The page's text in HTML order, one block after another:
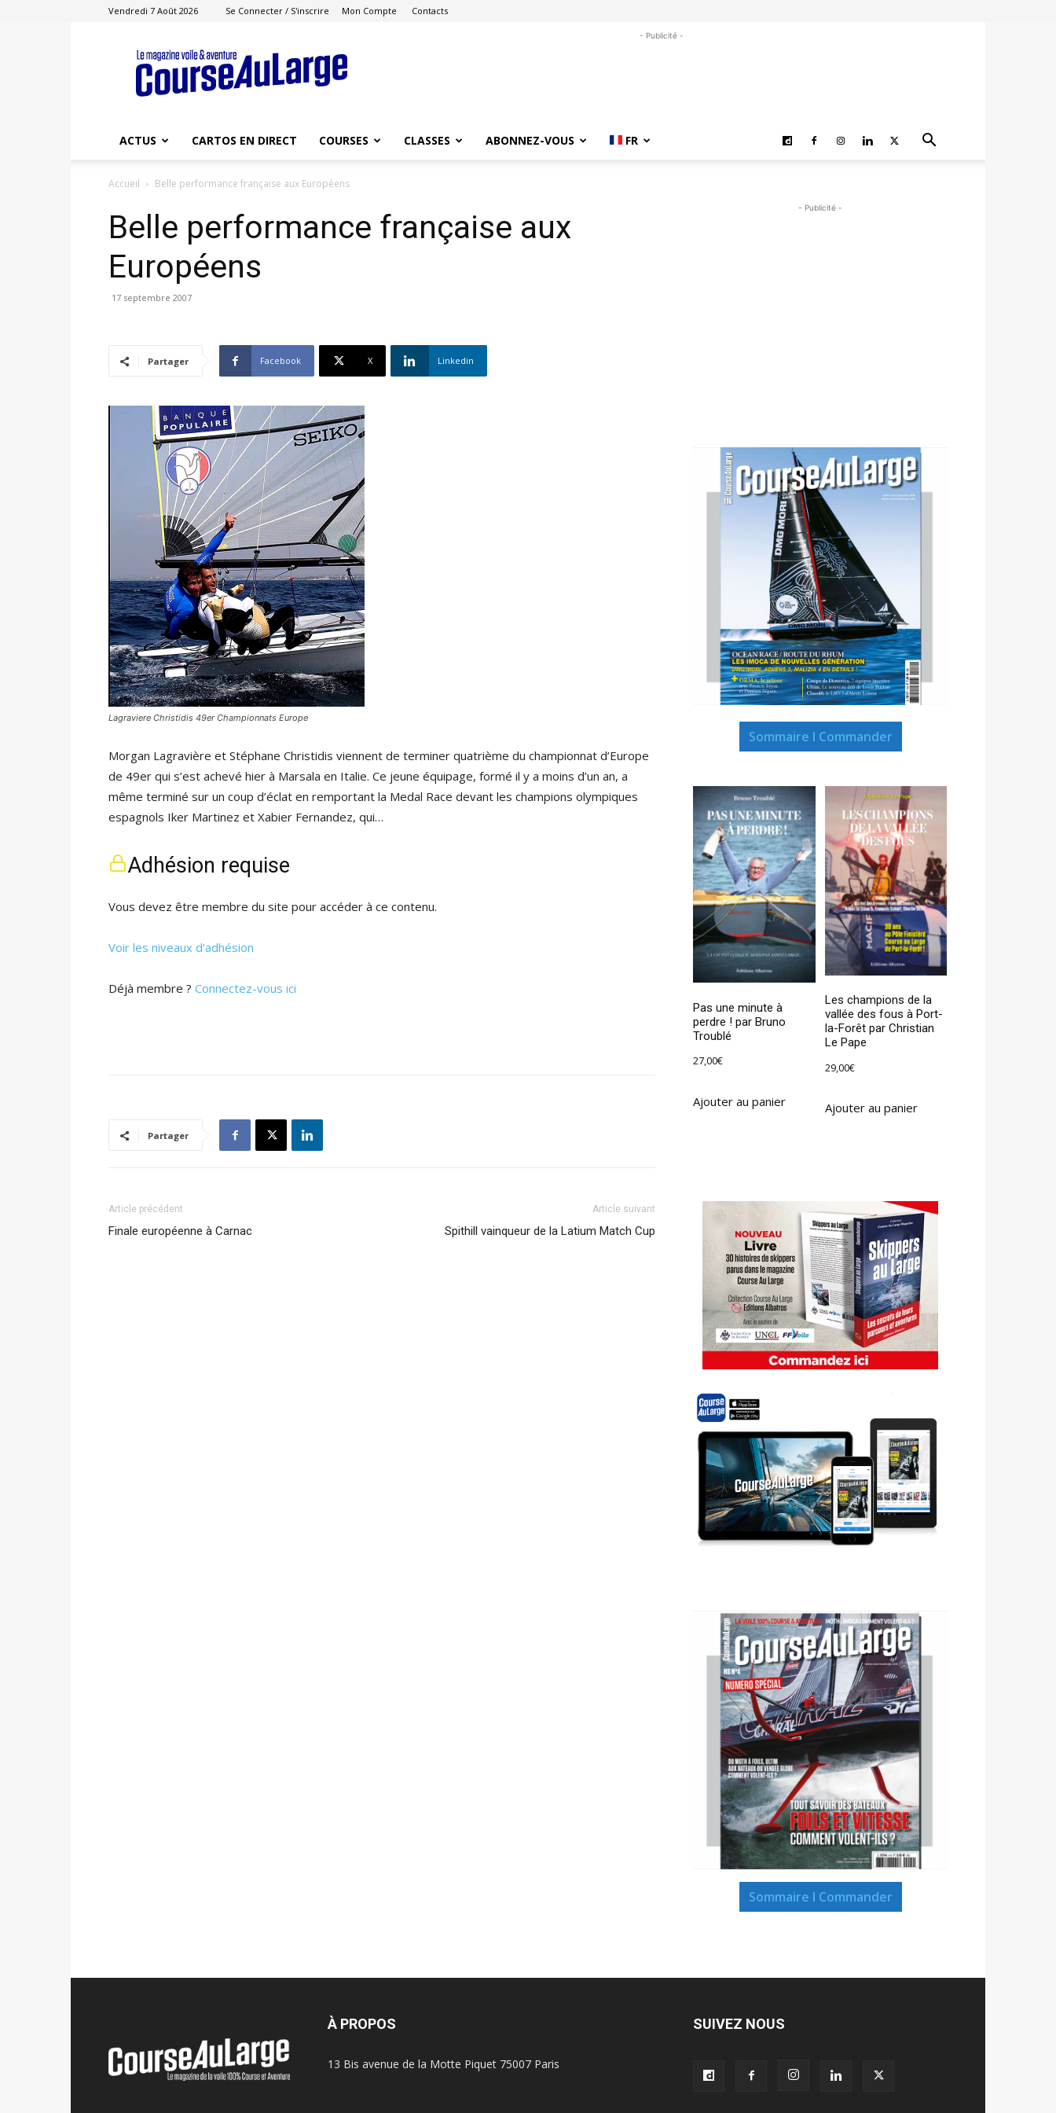
Vendredi 7 Août 2026 Se Connecter / S'inscrire Mon Compte Contacts
Course
au
Large
- Publicité -
ACTUS CARTOS EN DIRECT COURSES CLASSES ABONNEZ-VOUS FR
Accueil Belle performance française aux Européens
Belle performance française aux
Européens
17 septembre 2007
Partager Facebook X Linkedin
Lagraviere Christidis 49er Championnats Europe
Morgan Lagravière et Stéphane Christidis viennent de terminer quatrième du championnat d’Europe
de 49er qui s’est achevé hier à Marsala en Italie. Ce jeune équipage, formé il y a moins d’un an, a
même terminé sur un coup d’éclat en remportant la Medal Race devant les champions olympiques
espagnols Iker Martinez et Xabier Fernandez, qui…
Adhésion requise
Vous devez être membre du site pour accéder à ce contenu.
Voir les niveaux d’adhésion
Déjà membre ? Connectez-vous ici
Partager
Article précédent
Finale européenne à Carnac
Article suivant
Spithill vainqueur de la Latium Match Cup
- Publicité -
Sommaire I Commander
Pas une minute à
perdre ! par Bruno
Troublé
27,00€
Ajouter au panier
Les champions de la
vallée des fous à Port-
la-Forêt par Christian
Le Pape
29,00€
Ajouter au panier
Sommaire I Commander
À PROPOS
13 Bis avenue de la Motte Piquet 75007 Paris
SUIVEZ NOUS